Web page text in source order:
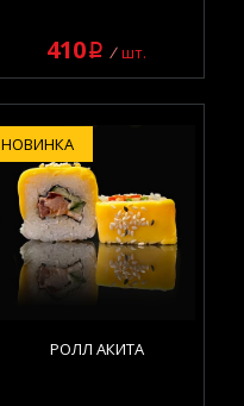
410q шт.
НОВИНКА
РОЛЛ АКИТА